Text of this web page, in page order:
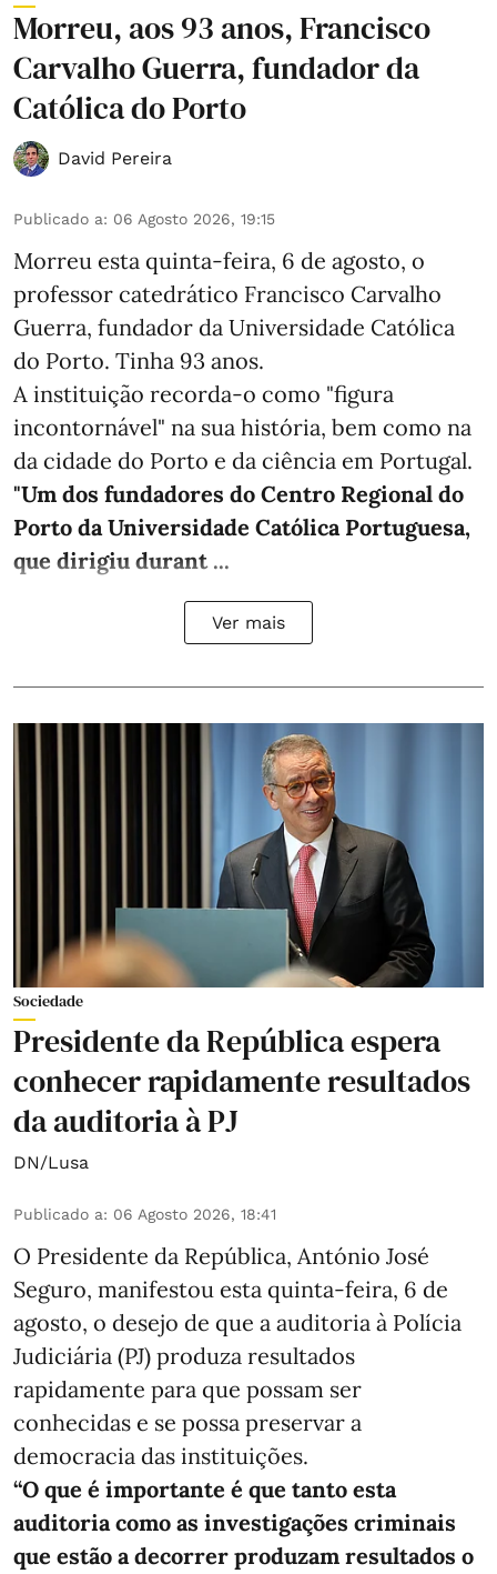
Morreu, aos 93 anos, Francisco
Carvalho Guerra, fundador da
Católica do Porto
David Pereira
Publicado a: 06 Agosto 2026, 19:15
Morreu esta quinta-feira, 6 de agosto, o
professor catedrático Francisco Carvalho
Guerra, fundador da Universidade Católica
do Porto. Tinha 93 anos.
A instituição recorda-o como "figura
incontornável" na sua história, bem como na
da cidade do Porto e da ciência em Portugal.
"Um dos fundadores do Centro Regional do
Porto da Universidade Católica Portuguesa,
que dirigiu durant ...
Ver mais
Sociedade
Presidente da República espera
conhecer rapidamente resultados
da auditoria à PJ
DN/Lusa
Publicado a: 06 Agosto 2026, 18:41
O Presidente da República, António José
Seguro, manifestou esta quinta-feira, 6 de
agosto, o desejo de que a auditoria à Polícia
Judiciária (PJ) produza resultados
rapidamente para que possam ser
conhecidas e se possa preservar a
democracia das instituições.
“O que é importante é que tanto esta
auditoria como as investigações criminais
que estão a decorrer produzam resultados o